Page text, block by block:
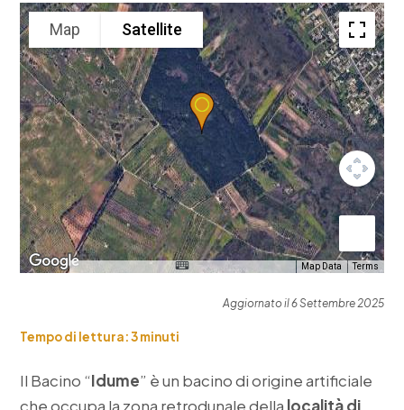
Map Satellite
Map Data Terms
Aggiornato il 6 Settembre 2025
Tempo di lettura:3minuti
Il Bacino “Idume” è un bacino di origine artificiale
che occupa la zona retrodunale della località di